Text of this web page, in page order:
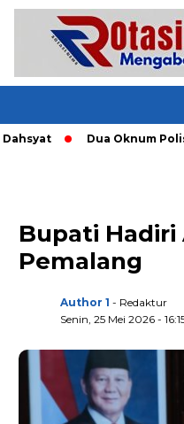
Dua Oknum Polisi di
Bupati Hadiri
Pemalang
Author 1 - Redaktur
Senin, 25 Mei 2026 -